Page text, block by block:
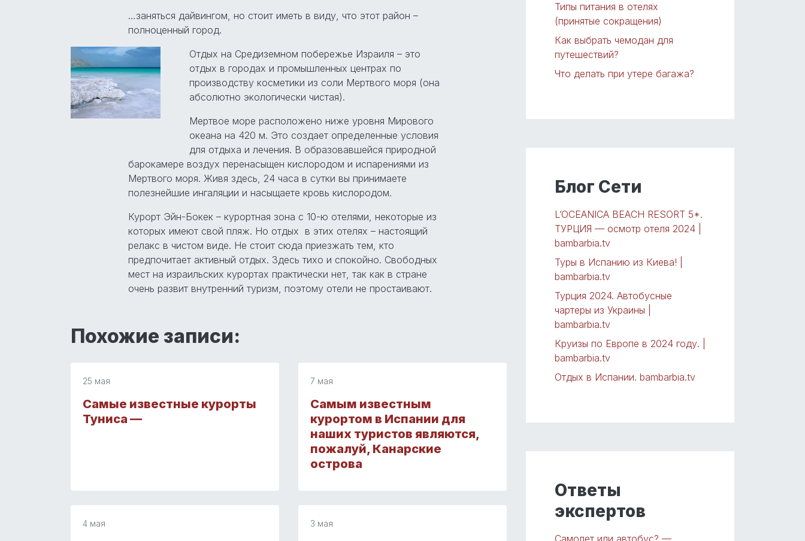
…заняться дайвингом, но стоит иметь в виду, что этот район –
полноценный город.
Отдых на Средиземном побережье Израиля – это
отдых в городах и промышленных центрах по
производству косметики из соли Мертвого моря (она
абсолютно экологически чистая).
Мертвое море расположено ниже уровня Мирового
океана на 420 м. Это создает определенные условия
для отдыха и лечения. В образовавшейся природной
барокамере воздух перенасыщен кислородом и испарениями из
Мертвого моря. Живя здесь, 24 часа в сутки вы принимаете
полезнейшие ингаляции и насыщаете кровь кислородом.
Курорт Эйн-Бокек – курортная зона с 10-ю отелями, некоторые из
которых имеют свой пляж. Но отдых в этих отелях – настоящий
релакс в чистом виде. Не стоит сюда приезжать тем, кто
предпочитает активный отдых. Здесь тихо и спокойно. Свободных
мест на израильских курортах практически нет, так как в стране
очень развит внутренний туризм, поэтому отели не простаивают.
Похожие записи:
25 мая
Самые известные курорты
Туниса —
7 мая
Самым известным
курортом в Испании для
наших туристов являются,
пожалуй, Канарские
острова
4 мая 3 мая
Типы питания в отелях
(принятые сокращения)
Как выбрать чемодан для
путешествий?
Что делать при утере багажа?
Блог Сети
L’OCEANICA BEACH RESORT 5*.
ТУРЦИЯ — осмотр отеля 2024 |
bambarbia.tv
Туры в Испанию из Киева! |
bambarbia.tv
Турция 2024. Автобусные
чартеры из Украины |
bambarbia.tv
Круизы по Европе в 2024 году. |
bambarbia.tv
Отдых в Испании. bambarbia.tv
Ответы
экспертов
Самолет или автобус? —